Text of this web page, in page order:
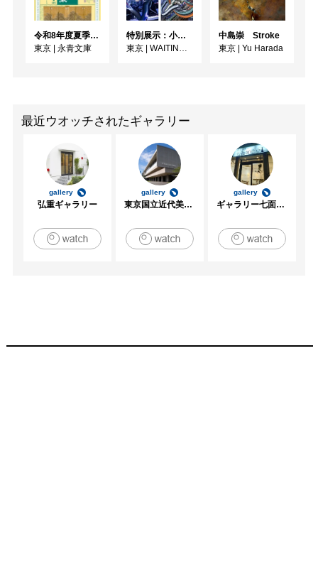
令和8年度夏季展 えいえいやっとな！蔵出し！細川家の狂言面・装束
東京 | 永青文庫
特別展示：小林健太『PARALLAX//TOKYO』
東京 | WAITINGROOM
中島崇 Stroke
東京 | Yu Harada
最近ウオッチされたギャラリー
gallery
弘重ギャラリー
gallery
東京国立近代美術館
gallery
ギャラリー七面坂途中